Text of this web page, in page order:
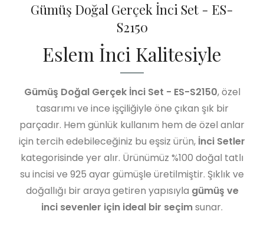
Gümüş Doğal Gerçek İnci Set - ES-
S2150
Eslem İnci Kalitesiyle
Gümüş Doğal Gerçek İnci Set - ES-S2150, özel
tasarımı ve ince işçiliğiyle öne çıkan şık bir
parçadır. Hem günlük kullanım hem de özel anlar
için tercih edebileceğiniz bu eşsiz ürün, İnci Setler
kategorisinde yer alır. Ürünümüz %100 doğal tatlı
su incisi ve 925 ayar gümüşle üretilmiştir. Şıklık ve
doğallığı bir araya getiren yapısıyla gümüş ve
inci sevenler için ideal bir seçimsunar.